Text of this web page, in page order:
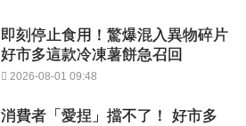
即刻停止食用！驚爆混入異物碎片
好市多這款冷凍薯餅急召回
2026-08-01 09:48
消費者「愛捏」擋不了！ 好市多